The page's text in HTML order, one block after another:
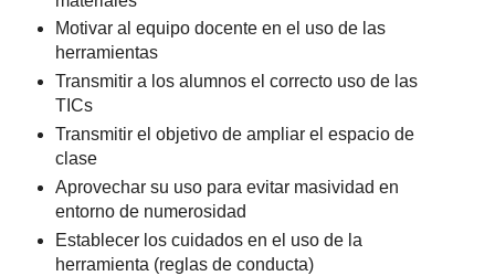
Motivar al equipo docente en el uso de las
herramientas
Transmitir a los alumnos el correcto uso de las
TICs
Transmitir el objetivo de ampliar el espacio de
clase
Aprovechar su uso para evitar masividad en
entorno de numerosidad
Establecer los cuidados en el uso de la
herramienta (reglas de conducta)